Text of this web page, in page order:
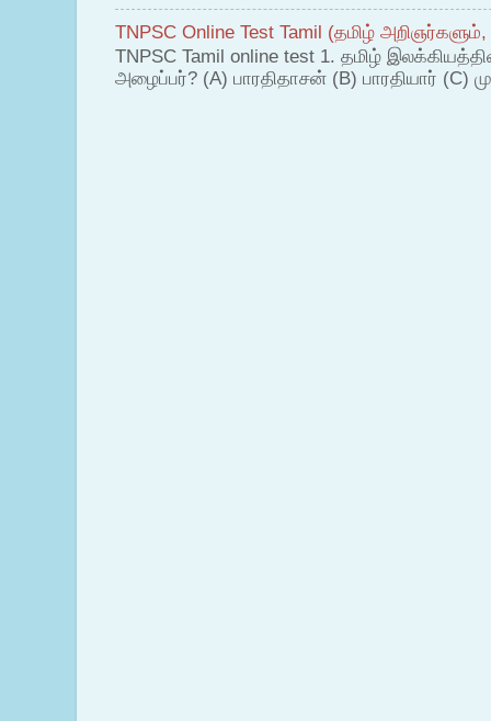
TNPSC Online Test Tamil (தமிழ்
TNPSC Tamil online test 1. தமிழ்
அழைப்பர்? (A) பாரதிதாசன் (B) பாரதியார் (C)